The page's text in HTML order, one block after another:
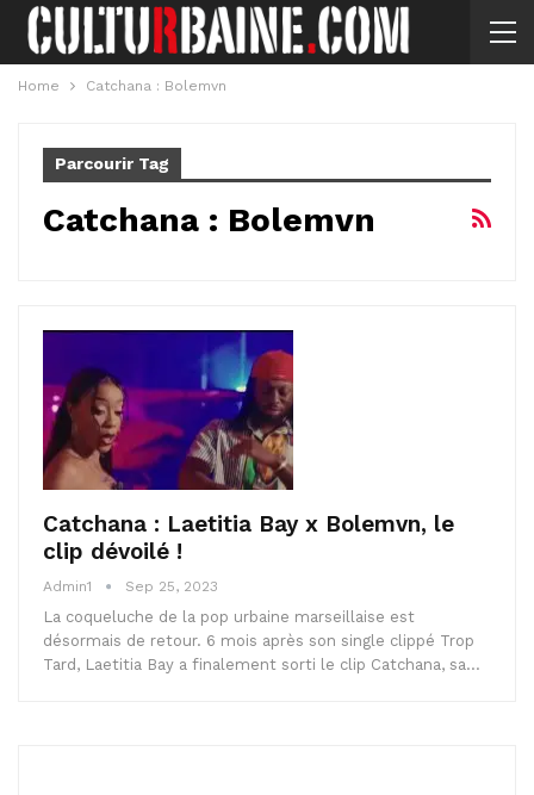
Home Catchana : Bolemvn
Parcourir Tag
Catchana : Bolemvn
Catchana : Laetitia Bay x Bolemvn, le
clip dévoilé !
Admin1 Sep 25, 2023
La coqueluche de la pop urbaine marseillaise est
désormais de retour. 6 mois après son single clippé Trop
Tard, Laetitia Bay a finalement sorti le clip Catchana, sa…